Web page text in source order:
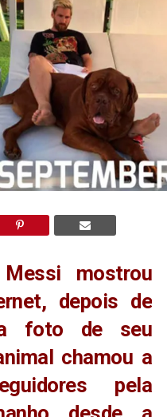
mostrou
depois de
foto de seu
chamou a
pela